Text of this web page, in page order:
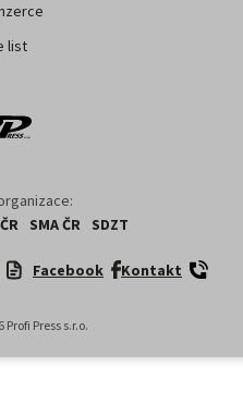
list
SMA ČR SDZT
Facebook Kontakt
Profi Press s.r.o.